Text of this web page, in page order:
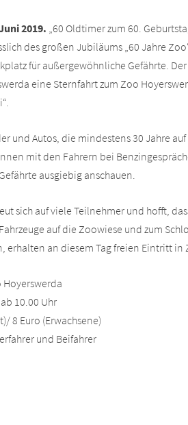
2019. „60 Oldtimer zum 60.
des großen Jubiläums „60 Jahre
für außergewöhnliche Gefährte.
eine Sternfahrt zum Zoo
und Autos, die mindestens 30 Jahre
mit den Fahrern bei
ausgiebig anschauen.
sich auf viele Teilnehmer und hofft,
auf die Zoowiese und zum
erhalten an diesem Tag freien Eintritt in
10.00 Uhr
8 Euro (Erwachsene)
und Beifahrer